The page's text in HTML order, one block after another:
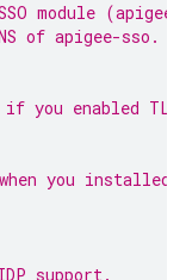
module
of apigee-sso.
enabled TLS
you installed
support.